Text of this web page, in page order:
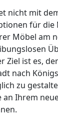
nicht mit
für die
Möbel am
Ziel ist es,
nach
zu
an Ihrem